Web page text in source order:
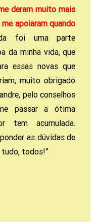
deram muito mais
apoiaram quando
foi uma parte
da minha vida, que
essas novas que
muito obrigado
pelo conselhos
passar a ótima
tem acumulada.
as dúvidas de
todos!”